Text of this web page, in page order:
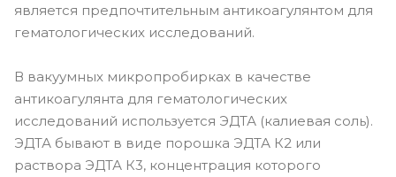
является предпочтительным антикоагулянтом для
гематологических исследований.
В вакуумных микропробирках в качестве
антикоагулянта для гематологических
исследований используется ЭДТА (калиевая соль).
ЭДТА бывают в виде порошка ЭДТА К2 или
раствора ЭДТА К3, концентрация которого